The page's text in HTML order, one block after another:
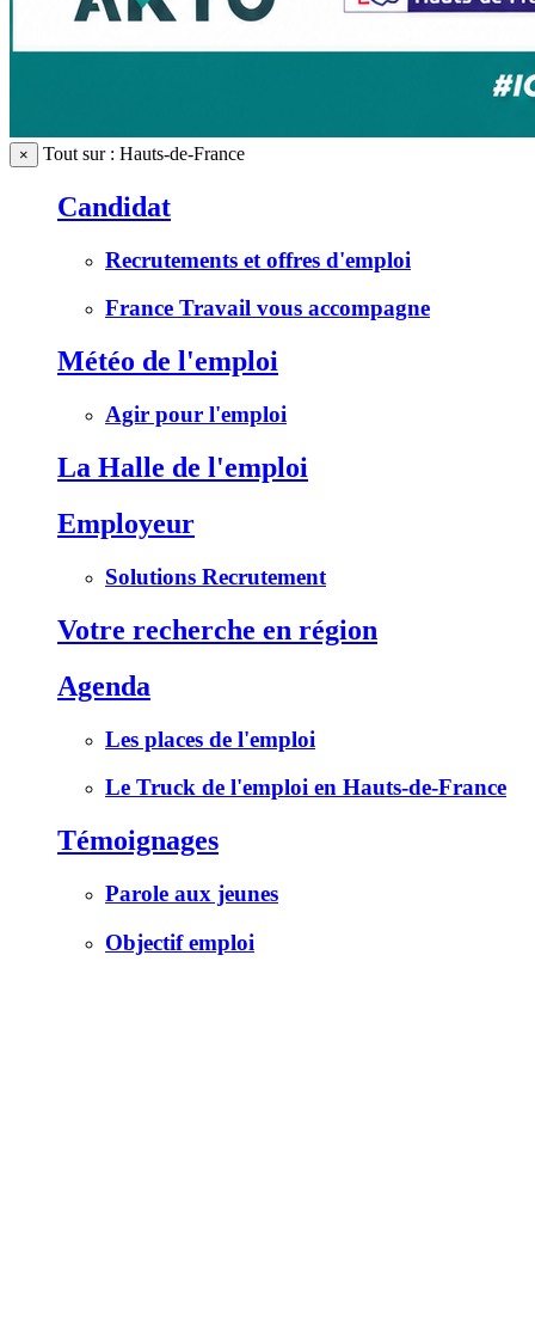
× Tout sur : Hauts-de-France
Candidat
Recrutements et offres d'emploi
France Travail vous accompagne
Météo de l'emploi
Agir pour l'emploi
La Halle de l'emploi
Employeur
Solutions Recrutement
Votre recherche en région
Agenda
Les places de l'emploi
Le Truck de l'emploi en Hauts-de-France
Témoignages
Parole aux jeunes
Objectif emploi